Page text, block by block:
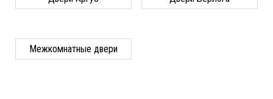
Межкомнатные двери